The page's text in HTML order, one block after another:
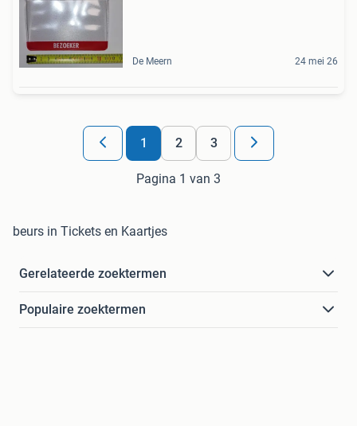
De Meern 24 mei 26
1 2 3
Pagina 1 van 3
beurs in Tickets en Kaartjes
Gerelateerde zoektermen
Populaire zoektermen